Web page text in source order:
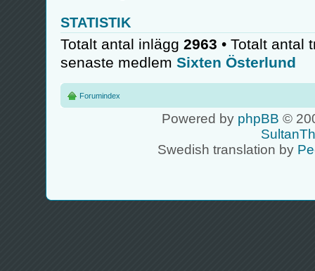
STATISTIK
Totalt antal inlägg 2963 • Totalt antal
senaste medlem Sixten Österlund
Forumindex
Powered by phpBB ©
Swedish translation by